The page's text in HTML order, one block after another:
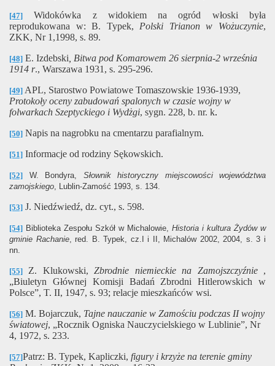
[47] Widokówka z widokiem na ogród włoski była
reprodukowana w: B. Typek, Polski Trianon w Wożuczynie,
ZKK, Nr1,1998, s. 89.
[48] E. Izdebski , Bitwa pod Komarowem 26 sierpnia-2 września
1914 r., Warszawa 1931, s. 295-296.
[49] APL, Starostwo Powiatowe Tomaszowskie 1936-1939,
Protokoły oceny zabudowań spalonych w czasie wojny w
folwarkach Szeptyckiego i Wydżgi, sygn. 228, b. nr. k.
[50] Napis na nagrobku na cmentarzu parafialnym.
[51] Informacje od rodziny Sękowskich.
[52] W. Bondyra, Słownik historyczny miejscowości województwa
zamojskiego, Lublin-Zamość 1993, s. 134.
[53] J. Niedźwiedź, dz. cyt., s. 598.
[54] Biblioteka Zespołu Szkół w Michalowie, Historia i kultura Żydów w
gminie Rachanie, red. B. Typek, cz.I i II, Michalów 2002, 2004, s. 3 i
nn.
[55] Z. Klukowski,Zbrodnie niemieckie na Zamojszczyźnie,
„Biuletyn Głównej Komisji Badań Zbrodni Hitlerowskich w
Polsce”, T. II, 1947, s. 93; relacje mieszkańców wsi.
[56] M. Bojarczuk, Tajne nauczanie w Zamościu podczas II wojny
światowej, „Rocznik Ogniska Nauczycielskiego w Lublinie”, Nr
4, 1972, s. 233.
[57]Patrz: B. Typek, Kapliczki, figury i krzyże na terenie gminy